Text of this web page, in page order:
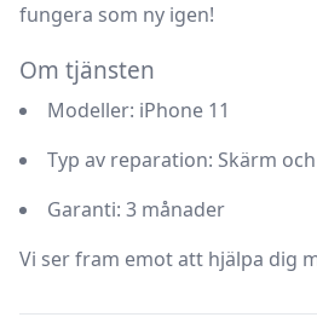
fungera som ny igen!
Om tjänsten
Modeller: iPhone 11
Typ av reparation: Skärm
Garanti: 3 månader
Vi ser fram emot att hjälpa dig